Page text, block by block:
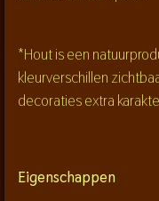
*Hout is een
kleurverschillen
decoraties extra
Eigenschappen